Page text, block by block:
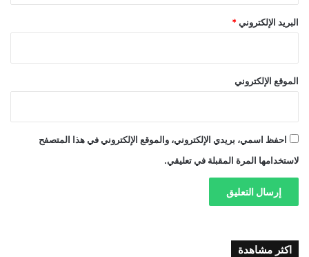
البريد الإلكتروني *
الموقع الإلكتروني
احفظ اسمي، بريدي الإلكتروني، والموقع الإلكتروني في هذا المتصفح
لاستخدامها المرة المقبلة في تعليقي.
اكثر مشاهدة